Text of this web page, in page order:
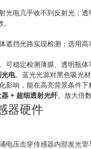
光电几乎收不到反射光；
挡光路实现检测；选用高
。可稳定检测薄膜、透明瓶
电。蓝光光源对黑色吸光
响，能在高亮背景条件下
+ 超细透射光纤。放大倍
器硬件
电压击穿传感器内部发光